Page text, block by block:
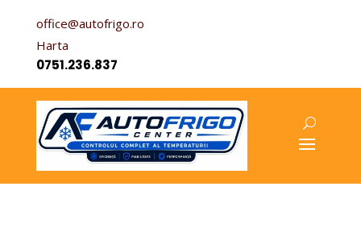
office@autofrigo.ro
Harta
0751.236.837